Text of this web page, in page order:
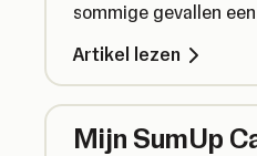
sommige gevallen
Artikel lezen
Mijn SumUp